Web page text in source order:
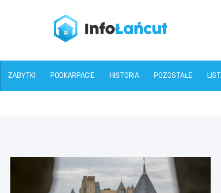
infolancut.pl
ZABYTKI PODKARPACIE HISTORIA POZOSTAŁE